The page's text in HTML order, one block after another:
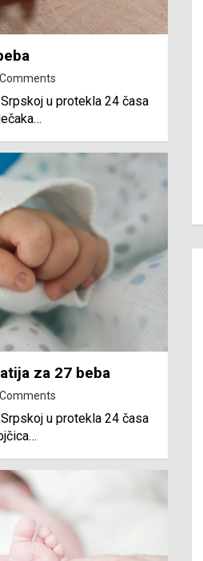
u protekla 24 časa
za 27 beba
u protekla 24 časa